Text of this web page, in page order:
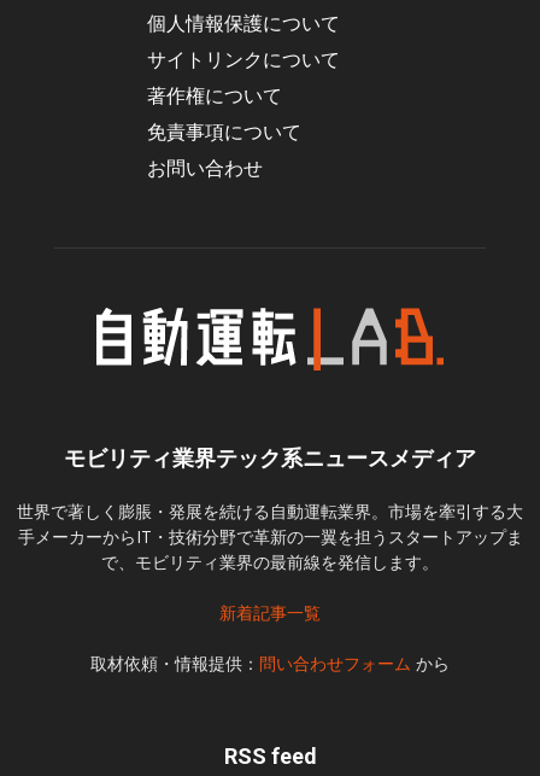
個人情報保護について
サイトリンクについて
著作権について
免責事項について
お問い合わせ
モビリティ業界テック系ニュースメディア
世界で著しく膨脹・発展を続ける自動運転業界。市場を牽引する大
手メーカーからIT・技術分野で革新の一翼を担うスタートアップま
で、モビリティ業界の最前線を発信します。
新着記事一覧
取材依頼・情報提供： 問い合わせフォーム から
RSS feed